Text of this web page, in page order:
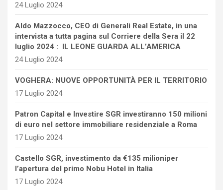
24 Luglio 2024
Aldo Mazzocco, CEO di Generali Real Estate, in una
intervista a tutta pagina sul Corriere della Sera il 22
luglio 2024 : IL LEONE GUARDA ALL’AMERICA
24 Luglio 2024
VOGHERA: NUOVE OPPORTUNITÀ PER IL TERRITORIO
17 Luglio 2024
Patron Capital e Investire SGR investiranno 150 milioni
di euro nel settore immobiliare residenziale a Roma
17 Luglio 2024
Castello SGR, investimento da €135 milioniper
l’apertura del primo Nobu Hotel in Italia
17 Luglio 2024